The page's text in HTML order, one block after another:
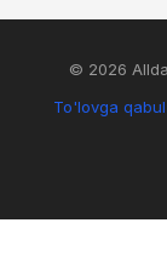
© 2026
To'lovga